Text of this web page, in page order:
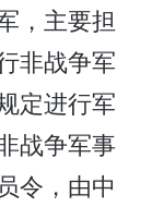
，主要担
非战争军
定进行军
战争军事
令，由中